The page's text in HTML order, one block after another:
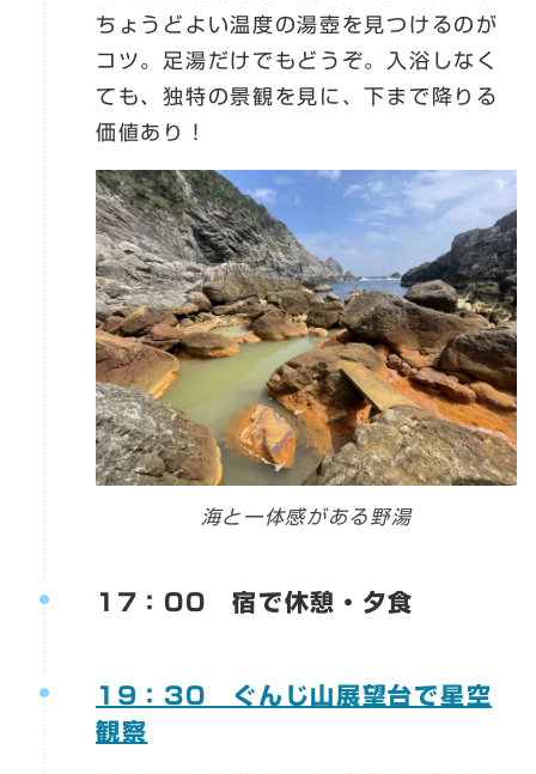
ちょうどよい温度の湯壺を見つけるのが
コツ。足湯だけでもどうぞ。入浴しなく
ても、独特の景観を見に、下まで降りる
価値あり！
海と一体感がある野湯
17：00 宿で休憩・夕食
19：30 ぐんじ山展望台で星空
観察